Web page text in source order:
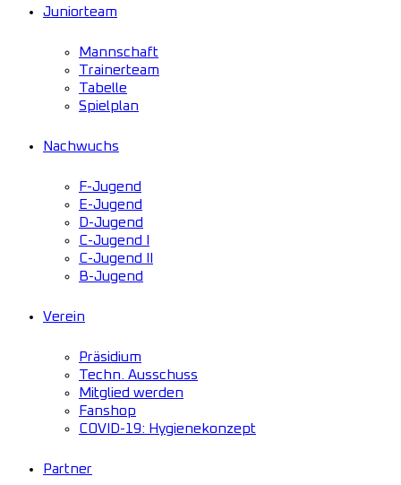
Juniorteam
Mannschaft
Trainerteam
Tabelle
Spielplan
Nachwuchs
F-Jugend
E-Jugend
D-Jugend
C-Jugend I
C-Jugend II
B-Jugend
Verein
Präsidium
Techn. Ausschuss
Mitglied werden
Fanshop
COVID-19: Hygienekonzept
Partner